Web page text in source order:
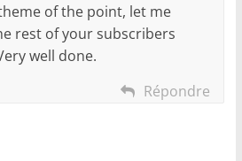
of the point, let me
rest of your subscribers
well done.
Répondre